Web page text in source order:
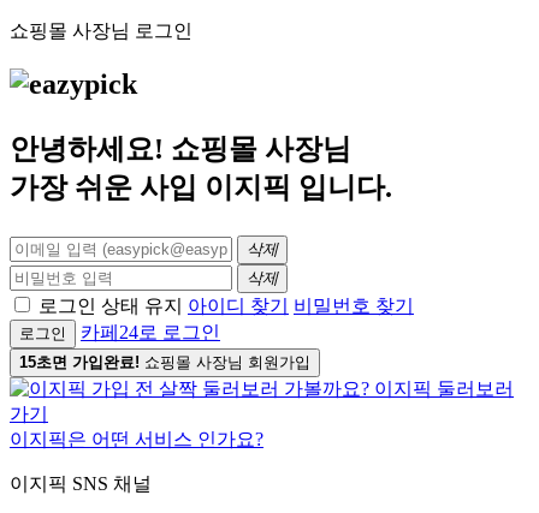
쇼핑몰 사장님 로그인
안녕하세요! 쇼핑몰 사장님
가장 쉬운 사입 이지픽 입니다.
삭제
삭제
로그인 상태 유지 아이디 찾기 비밀번호 찾기
로그인 카페24로 로그인
15초면 가입완료! 쇼핑몰 사장님 회원가입
이지픽은 어떤 서비스 인가요?
이지픽 SNS 채널